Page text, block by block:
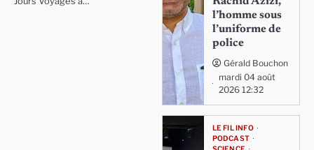
l’homme sous
l’uniforme de
police
Gérald Bouchon
mardi 04 août
2026 12:32
LE FIL INFO
PODCAST